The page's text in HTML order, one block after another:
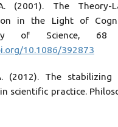
(2001). The Theory-
in the Light of
of Science, 68
10.1086/392873
(2012). The
scientific practice.